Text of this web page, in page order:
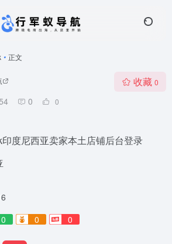
• 正文
0 0
收藏 0
度尼西亚卖家本土店铺后台登录
0 0 0